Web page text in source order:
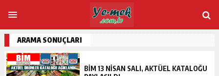
ARAMA SONUÇLARI
BIM 13 NISAN SALI, AKTÜEL KATALOĞU